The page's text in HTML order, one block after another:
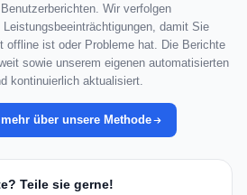
Wir verfolgen
damit Sie
offline ist oder Probleme hat. Die Berichte
sowie unserem eigenen automatisierten
kontinuierlich aktualisiert.
über unsere Methode
Teile sie gerne!